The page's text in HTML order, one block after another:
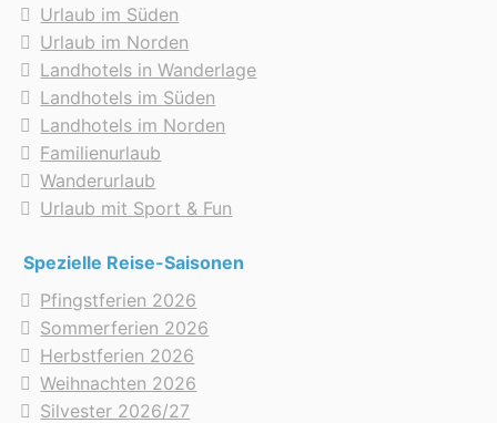
Urlaub im Süden
Urlaub im Norden
Landhotels in Wanderlage
Landhotels im Süden
Landhotels im Norden
Familienurlaub
Wanderurlaub
Urlaub mit Sport & Fun
Spezielle Reise-Saisonen
Pfingstferien 2026
Sommerferien 2026
Herbstferien 2026
Weihnachten 2026
Silvester 2026/27